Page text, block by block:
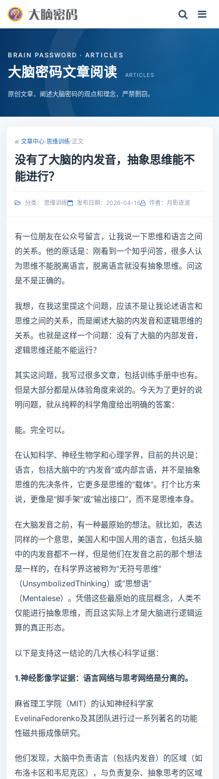
BRAIN PASSWORD · ARTICLES
大脑密码文章阅读 ARTICLES
原创文章，阐述大脑密码的观点和理念，严禁剽窃。
文章中心 思维训练 正文
没有了大脑的内发音，抽象思维能不
能进行？
分类： 思维训练 发布日期：2026-04-16 作者：月影逐波
有一位朋友在公众号留言，让我说一下思维和语言之间
的关系。他的原话是：刚看到一个知乎问答，很多人认
为思维不能脱离语言，脱离语言就没有抽象思维。问这
是不是正确的。
我想，在我这里提这个问题，应该不是让我论述语言和
思维之间的关系，而是阐述大脑的内发音和逻辑思维的
关系。也就是这样一个问题：没有了大脑的内部发音，
逻辑思维还能不能运行？
其实这问题，我写过很多文章，包括训练手册中也有。
但是大部分都是从体验角度来说的。今天为了更好的说
明问题，就从纯粹的科学角度给出明确的答案：
能。完全可以。
在认知科学、神经生物学和心理学界，目前的共识是：
语言，包括大脑中的“内发音”或内部言语，并不是抽象
思维的先决条件，它更多是思维的“载体”。打个比方来
说，更像是“脚手架”或“输出接口”，而不是思维本身。
在大脑发音之前，有一种最原始的想法。就比如，表达
同样的一个意思，美国人和中国人用的语言，包括头脑
中的内发音都不一样，但是他们在发音之前的那个想法
是一样的，在科学界这被称为“无符号思维”
（UnsymbolizedThinking）或“思想语”
（Mentalese）。凭借这些最原始的底层概念，人类不
仅能进行抽象思维，而且这实际上才是大脑进行逻辑运
算的真正形态。
以下是支持这一结论的几大核心科学证据：
1.神经影像学证据：语言网络与思考网络是分离的。
麻省理工学院（MIT）的认知神经科学家
EvelinaFedorenko及其团队进行过一系列著名的功能
性磁共振成像研究。
他们发现，大脑中负责语言（包括内发音）的区域（如
布洛卡区和韦尼克区），与负责复杂、抽象思考的区域